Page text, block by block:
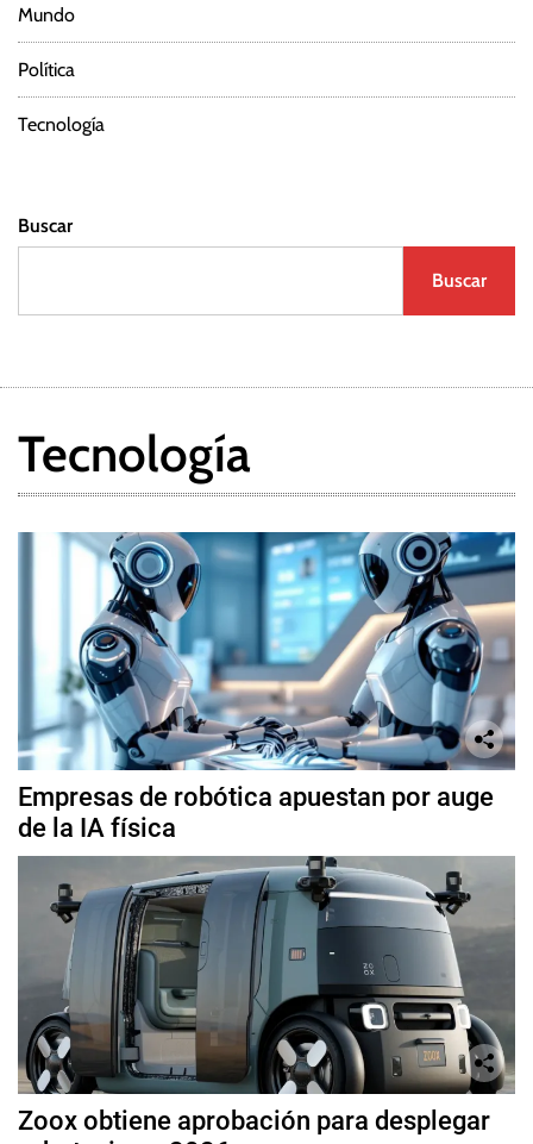
r
a
d
s
Mundo
Política
Tecnología
Buscar
Buscar
Tecnología
Empresas de robótica apuestan por auge
de la IA física
Zoox obtiene aprobación para desplegar